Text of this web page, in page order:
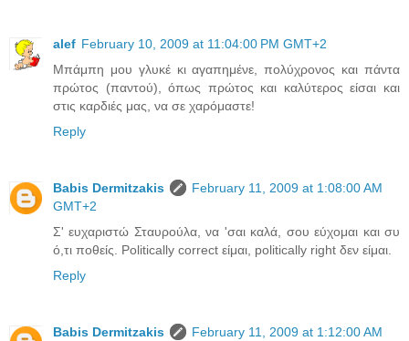
alef February 10, 2009 at 11:04:00 PM GMT+2
Μπάμπη μου γλυκέ κι αγαπημένε, πολύχρονος και πάντα
πρώτος (παντού), όπως πρώτος και καλύτερος είσαι και
στις καρδιές μας, να σε χαρόμαστε!
Reply
Babis Dermitzakis
February 11, 2009 at 1:08:00 AM
GMT+2
Σ' ευχαριστώ Σταυρούλα, να 'σαι καλά, σου εύχομαι και συ
ό,τι ποθείς. Politically correct είμαι, politically right δεν είμαι.
Reply
Babis Dermitzakis
February 11, 2009 at 1:12:00 AM